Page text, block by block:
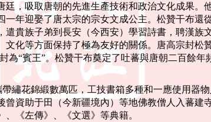
廷，吸取唐朝的先進生產技術和政治文化成果。
一年迎娶了唐太宗的宗女文成公主。松贊干布還
遣貴族子弟到長安（今西安）學習詩書，聘漢族
文化等方面保持了極為友好的關係。唐高宗封松
為“賓王”。松贊干布奠定了吐蕃與唐朝二百餘年
繡花錦緞數萬匹，工技書箱多種和一應使用器
曾資助于田（今新疆境內）等地佛教僧人入蕃建
《左傳》、《文選》等典籍。